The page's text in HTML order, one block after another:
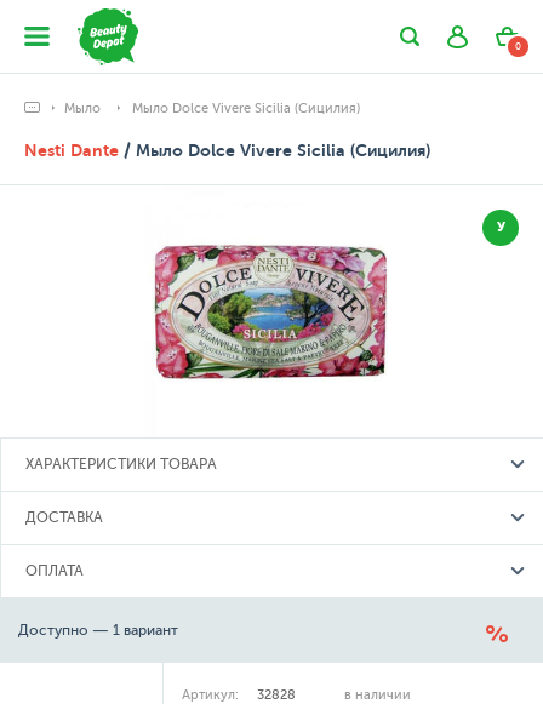
0
Мыло Мыло Dolce Vivere Sicilia (Сицилия)
Nesti Dante / Мыло Dolce Vivere Sicilia (Сицилия)
У
ХАРАКТЕРИСТИКИ ТОВАРА
ДОСТАВКА
ОПЛАТА
Доступно — 1 вариант
Артикул: 32828 в наличии